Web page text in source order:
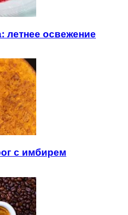
летнее освежение
с имбирем